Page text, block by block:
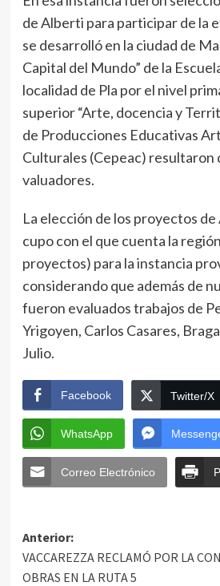
de Alberti para participar de la
se desarrolló en la ciudad de
Capital del Mundo” de la
localidad de Pla por el nivel
superior “Arte, docencia y
de Producciones Educativas
Culturales (Cepeac) resultaron
valuadores.
La elección de los proyectos
cupo con el que cuenta la
proyectos) para la instancia
considerando que además de
fueron evaluados trabajos de
Yrigoyen, Carlos Casares,
Julio.
Facebook Twitter/X
WhatsApp
Correo Electrónico
Anterior:
VACCAREZZA RECLAMÓ POR LA
OBRAS EN LA RUTA 5